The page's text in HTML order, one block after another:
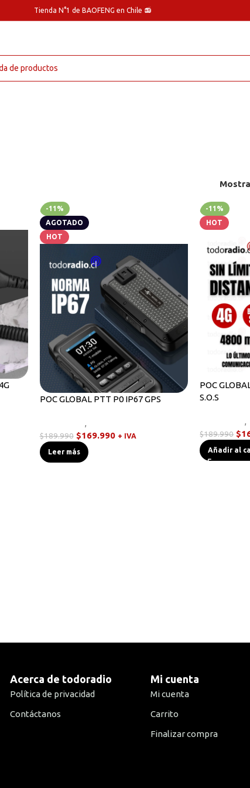
Tienda N°1 de BAOFENG en Chile 📻
-11%
AGOTADO
HOT
POC GLOBAL PTT P0 IP67 GPS
,
$189.990 $169.990 + IVA
Leer más
-11%
HOT
POC
S.O.S
Novedades,
$189.990 $
Añadir al
Acerca de todoradio
Política de privacidad
Contáctanos
Mi cuenta
Mi cuenta
Carrito
Finalizar compra